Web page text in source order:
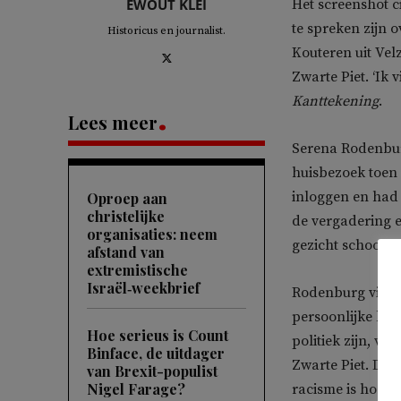
EWOUT KLEI
Historicus en journalist.
Lees meer
Oproep aan
christelijke
organisaties: neem
afstand van
extremistische
Israël‑weekbrief
Hoe serieus is Count
Binface, de uitdager
van Brexit-populist
Nigel Farage?
Het screenshot
te spreken zijn
Kouteren uit
Zwarte Piet. ‘Ik
Kanttekening.
Serena
huisbezoek
inloggen en had
de vergadering
gezicht
Rodenburg
persoonlijke
politiek zijn,
Zwarte Piet. De
racisme is hoort